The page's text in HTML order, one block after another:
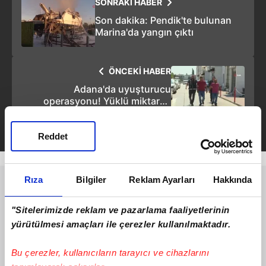
Rıza Bilgiler Reklam Ayarları Hakkında
"Sitelerimizde reklam ve pazarlama faaliyetlerinin
yürütülmesi amaçları ile çerezler kullanılmaktadır.
Bu çerezler, kullanıcıların tarayıcı ve cihazlarını
Reddet
Son dakika: Pendik'te bulunan
Marina'da yangın çıktı
ÖNCEKİ HABER
Adana'da uyuşturucu
operasyonu! Yüklü miktarda